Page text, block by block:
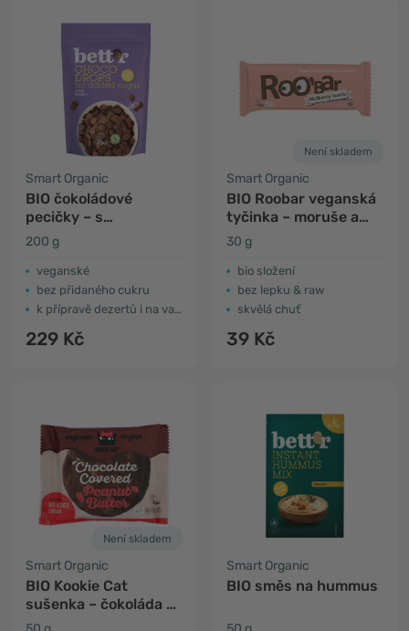
Smart Organic
BIO čokoládové
pecičky – s
erythritolem
200 g
veganské
bez přidaného cukru
k přípravě dezertů i na vaření
229 Kč
Není skladem
Smart Organic
BIO Roobar veganská
tyčinka – moruše a
vanilka
30 g
bio složení
bez lepku & raw
skvělá chuť
39 Kč
Není skladem
Smart Organic
BIO Kookie Cat
sušenka – čokoláda &
arašídová pomazánka
Smart Organic
BIO směs na hummus